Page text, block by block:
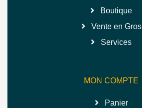
Boutique
Vente en Gros
Services
MON COMPTE
Panier